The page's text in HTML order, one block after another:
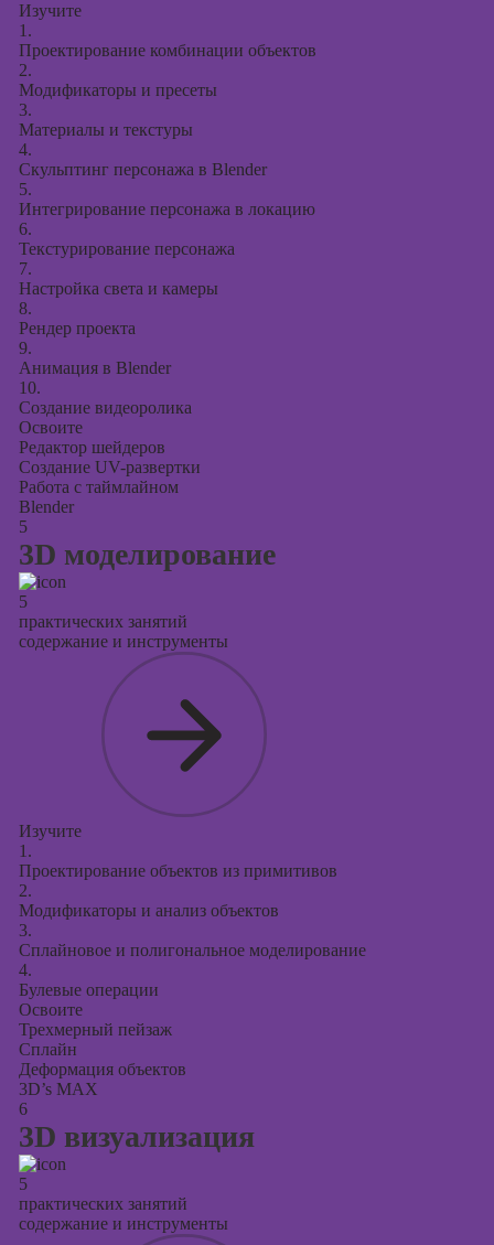
Изучите
1.
Проектирование комбинации объектов
2.
Модификаторы и пресеты
3.
Материалы и текстуры
4.
Скульптинг персонажа в Blender
5.
Интегрирование персонажа в локацию
6.
Текстурирование персонажа
7.
Настройка света и камеры
8.
Рендер проекта
9.
Анимация в Blender
10.
Создание видеоролика
Освоите
Редактор шейдеров
Создание UV-развертки
Работа с таймлайном
Blender
5
3D моделирование
5
практических занятий
содержание и инструменты
Изучите
1.
Проектирование объектов из примитивов
2.
Модификаторы и анализ объектов
3.
Сплайновое и полигональное моделирование
4.
Булевые операции
Освоите
Трехмерный пейзаж
Сплайн
Деформация объектов
3D’s MAX
6
3D визуализация
5
практических занятий
содержание и инструменты